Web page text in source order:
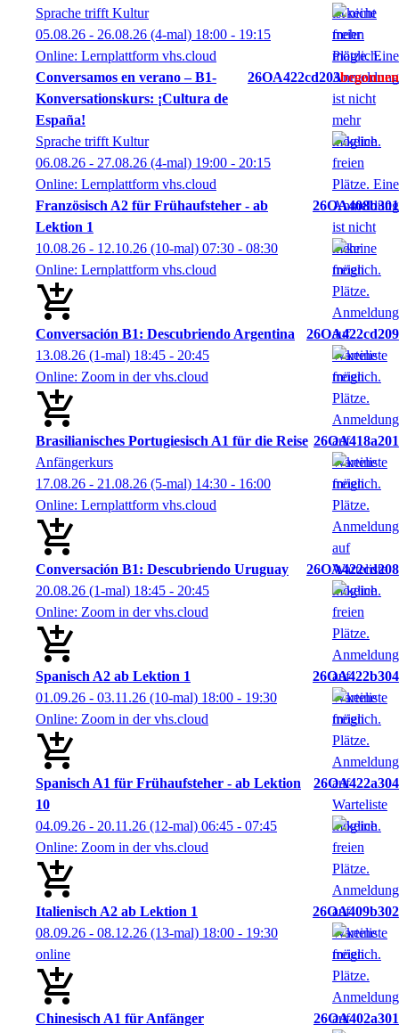
Sprache trifft Kultur
05.08.26 - 26.08.26 (4-mal) 18:00 - 19:15
Online: Lernplattform vhs.cloud
Conversamos en verano – B1-
Konversationskurs: ¡Cultura de
España!
26OA422cd203
Sprache trifft Kultur
06.08.26 - 27.08.26 (4-mal) 19:00 - 20:15
Online: Lernplattform vhs.cloud
Französisch A2 für Frühaufsteher - ab
Lektion 1
26OA408b301
10.08.26 - 12.10.26 (10-mal) 07:30 - 08:30
Online: Lernplattform vhs.cloud
Conversación B1: Descubriendo Argentina
26OA422cd209
13.08.26 (1-mal) 18:45 - 20:45
Online: Zoom in der vhs.cloud
Brasilianisches Portugiesisch A1 für die Reise 26OA418a201
Anfängerkurs
17.08.26 - 21.08.26 (5-mal) 14:30 - 16:00
Online: Lernplattform vhs.cloud
Conversación B1: Descubriendo Uruguay
26OA422cd208
20.08.26 (1-mal) 18:45 - 20:45
Online: Zoom in der vhs.cloud
Spanisch A2 ab Lektion 1
26OA422b304
01.09.26 - 03.11.26 (10-mal) 18:00 - 19:30
Online: Zoom in der vhs.cloud
Spanisch A1 für Frühaufsteher - ab Lektion
10
26OA422a304
04.09.26 - 20.11.26 (12-mal) 06:45 - 07:45
Online: Zoom in der vhs.cloud
Italienisch A2 ab Lektion 1
26OA409b302
08.09.26 - 08.12.26 (13-mal) 18:00 - 19:30
online
Chinesisch A1 für Anfänger
26OA402a301